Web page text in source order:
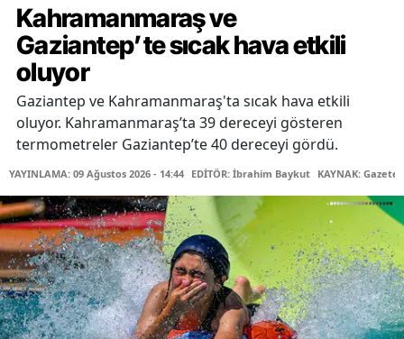
Kahramanmaraş ve
Gaziantep’te sıcak hava etkili
oluyor
Gaziantep ve Kahramanmaraş'ta sıcak hava etkili
oluyor. Kahramanmaraş’ta 39 dereceyi gösteren
termometreler Gaziantep’te 40 dereceyi gördü.
YAYINLAMA: 09 Ağustos 2026 - 14:44 EDİTÖR: İbrahim Baykut KAYNAK: